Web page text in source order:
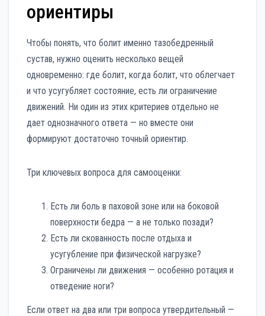
ориентиры
Чтобы понять, что болит именно тазобедренный
сустав, нужно оценить несколько вещей
одновременно: где болит, когда болит, что облегчает
и что усугубляет состояние, есть ли ограничение
движений. Ни один из этих критериев отдельно не
дает однозначного ответа — но вместе они
формируют достаточно точный ориентир.
Три ключевых вопроса для самооценки:
Есть ли боль в паховой зоне или на боковой
поверхности бедра — а не только позади?
Есть ли скованность после отдыха и
усугубление при физической нагрузке?
Ограничены ли движения — особенно ротация и
отведение ноги?
Если ответ на два или три вопроса утвердительный —